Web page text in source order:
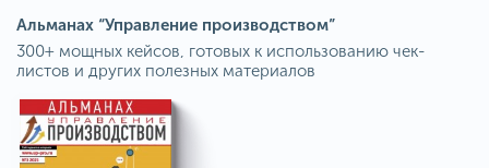
Альманах “Управление производством”
300+ мощных кейсов, готовых к использованию чек-
листов и других полезных материалов